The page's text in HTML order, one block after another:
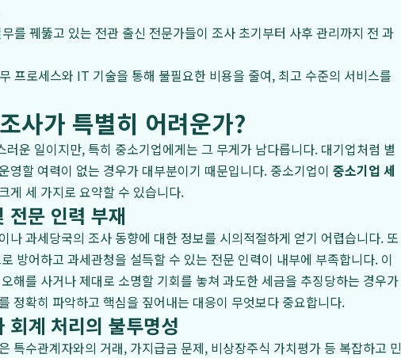
를 꿰뚫고 있는 전관 출신 전문가들이 조사 초기부터 사후 관리까지 전 과
프로세스와 IT 기술을 통해 불필요한 비용을 줄여, 최고 수준의 서비스를
사가 특별히 어려운가?
운 일이지만, 특히 중소기업에게는 그 무게가 남다릅니다. 대기업처럼 별
영할 여력이 없는 경우가 대부분이기 때문입니다. 중소기업이 중소기업 세
게 세 가지로 요약할 수 있습니다.
전문 인력 부재
나 과세당국의 조사 동향에 대한 정보를 시의적절하게 얻기 어렵습니다. 또
방어하고 과세관청을 설득할 수 있는 전문 인력이 내부에 부족합니다. 이
해를 사거나 제대로 소명할 기회를 놓쳐 과도한 세금을 추징당하는 경우가
정확히 파악하고 핵심을 짚어내는 대응이 무엇보다 중요합니다.
계 처리의 불투명성
특수관계자와의 거래, 가지급금 문제, 비상장주식 가치평가 등 복잡하고 민